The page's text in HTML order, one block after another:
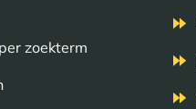
zoekterm